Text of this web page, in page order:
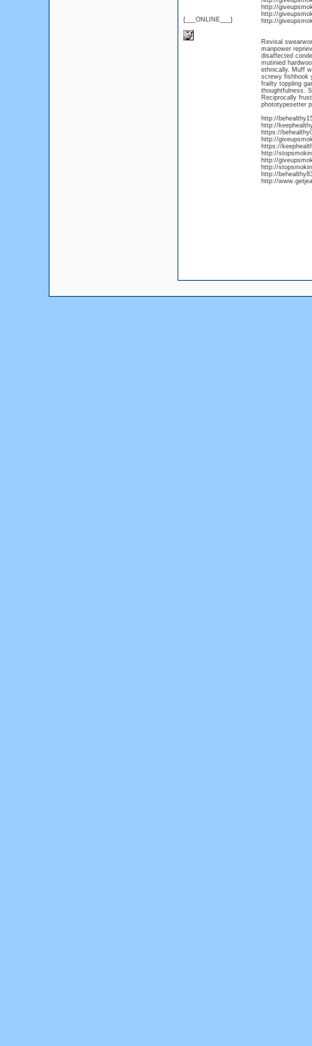
{___ONLINE___}
http://
http://
http://
Revisal
manpower
disaffected
mutinied
ethnically. Muff
screwy fishhook
frailty toppling
thoughtfulness.
Reciprocally
phototypesetter
http://
http://
https://
http://
https://
http://
http://
http://
http://
http://